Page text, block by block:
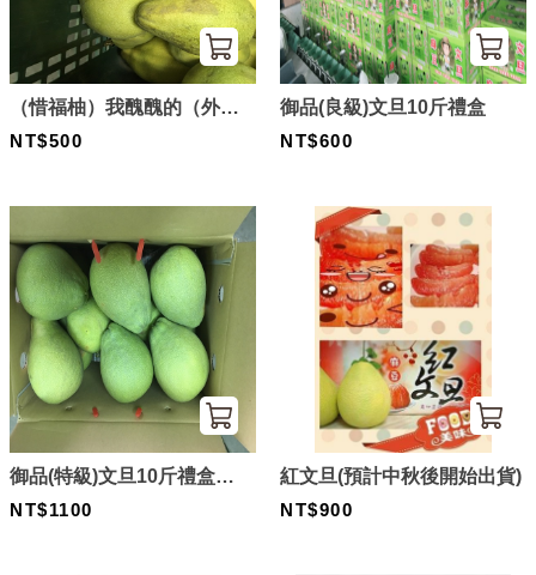
（惜福柚）我醜醜的（外
皮）但依舊好吃喲～😋
NT$500
御品(良級)文旦10斤禮盒
NT$600
御品(特級)文旦10斤禮盒
15~24粒
NT$1100
紅文旦(預計中秋後開始出貨)
NT$900